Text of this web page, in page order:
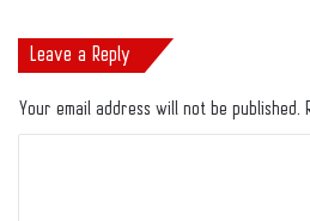
Leave a Reply
Your email address will not be published.